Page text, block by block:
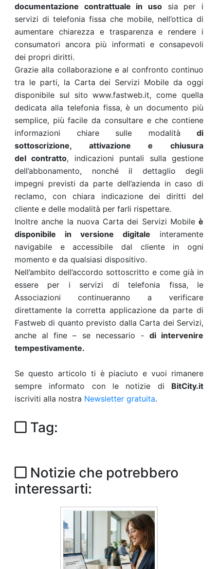
documentazione contrattuale in uso sia per i
servizi di telefonia fissa che mobile, nell’ottica di
aumentare chiarezza e trasparenza e rendere i
consumatori ancora più informati e consapevoli
dei propri diritti.
Grazie alla collaborazione e al confronto continuo
tra le parti, la Carta dei Servizi Mobile da oggi
disponibile sul sito www.fastweb.it, come quella
dedicata alla telefonia fissa, è un documento più
semplice, più facile da consultare e che contiene
informazioni chiare sulle modalità di
sottoscrizione, attivazione e chiusura
del contratto, indicazioni puntali sulla gestione
dell’abbonamento, nonché il dettaglio degli
impegni previsti da parte dell’azienda in caso di
reclamo, con chiara indicazione dei diritti del
cliente e delle modalità per farli rispettare.
Inoltre anche la nuova Carta dei Servizi Mobile è
disponibile in versione digitale interamente
navigabile e accessibile dal cliente in ogni
momento e da qualsiasi dispositivo.
Nell’ambito dell’accordo sottoscritto e come già in
essere per i servizi di telefonia fissa, le
Associazioni continueranno a verificare
direttamente la corretta applicazione da parte di
Fastweb di quanto previsto dalla Carta dei Servizi,
anche al fine – se necessario - di intervenire
tempestivamente.
Se questo articolo ti è piaciuto e vuoi rimanere
sempre informato con le notizie di BitCity.it
iscriviti alla nostra Newsletter gratuita.
Tag:
Notizie che potrebbero
interessarti: